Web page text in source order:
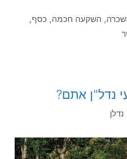
, השקעה חכמה, כסף,
נדל"ן אתם?
נדלן